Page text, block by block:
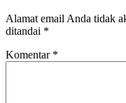
Alamat email Anda tidak
ditandai *
Komentar *